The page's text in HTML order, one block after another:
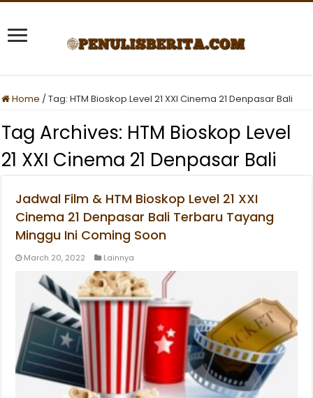
Home /Tag:HTM Bioskop Level 21 XXI Cinema 21 Denpasar Bali
Tag Archives: HTM Bioskop Level
21 XXI Cinema 21 Denpasar Bali
Jadwal Film & HTM Bioskop Level 21 XXI
Cinema 21 Denpasar Bali Terbaru Tayang
Minggu Ini Coming Soon
March 20, 2022 Lainnya